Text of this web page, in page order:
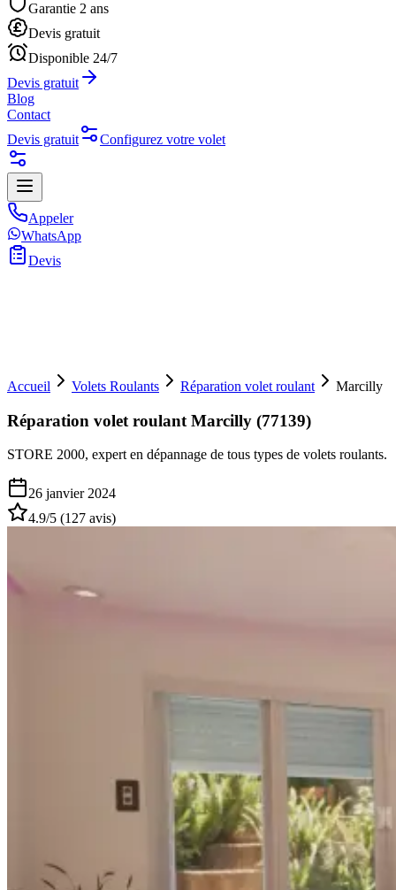
Garantie 2 ans
Devis gratuit
Disponible 24/7
Devis gratuit
Blog
Contact
Devis gratuit
Configurez votre volet
Appeler
WhatsApp
Devis
Accueil Volets Roulants Réparation volet roulant Marcilly
Réparation volet roulant Marcilly (77139)
STORE 2000, expert en dépannage de tous types de volets roulants.
26 janvier 2024
4.9/5 (127 avis)